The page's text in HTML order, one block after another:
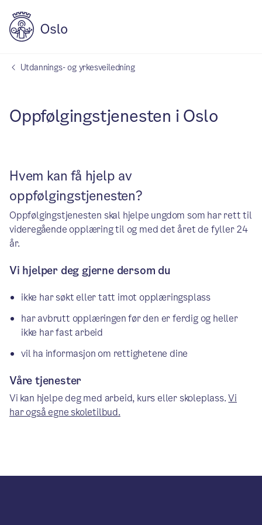
Utdannings- og yrkesveiledning
Oppfølgingstjenesten i Oslo
Hvem kan få hjelp av
oppfølgingstjenesten?
Oppfølgingstjenesten skal hjelpe ungdom som har rett til
videregående opplæring til og med det året de fyller 24
år.
Vi hjelper deg gjerne dersom du
ikke har søkt eller tatt imot opplæringsplass
har avbrutt opplæringen før den er ferdig og heller
ikke har fast arbeid
vil ha informasjon om rettighetene dine
Våre tjenester
Vi kan hjelpe deg med arbeid, kurs eller skoleplass.Vi
har også egne skoletilbud.